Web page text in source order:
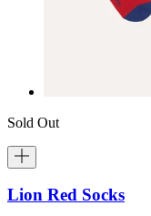
Sold Out
Lion Red Socks